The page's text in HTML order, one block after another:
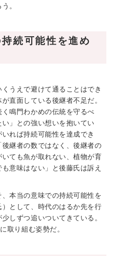
。
続可能性を進め
うえで避けて通ることはでき
直面している後継者不足だ。
鳴門わかめの伝統を守るべ
」との強い想いを抱いてい
れば持続可能性を達成でき
継者の数ではなく、後継者の
ても魚が取れない、植物が育
意味はない」と後藤氏は訴え
、本当の意味での持続可能性を
として、時代のはるか先を行
しずつ追いついてきている。
取り組む姿勢だ。